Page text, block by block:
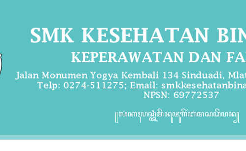
꧋ꦭꦁꦏꦃꦥꦱ꧀ꦠꦶꦩꦼꦤꦸꦗꦸꦒꦼꦂꦧꦁꦩꦱꦣꦼꦥꦤ꧀